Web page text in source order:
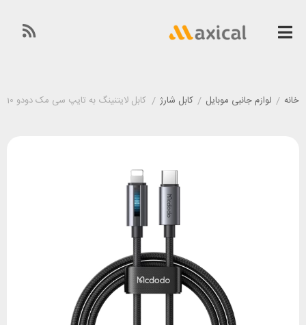
خانه / لوازم جانبی موبایل / کابل شارژ / کابل لایتنینگ به تایپ سی مک دودو Mcdodo CA-5710 توان 36 وات طول 1.2 متر